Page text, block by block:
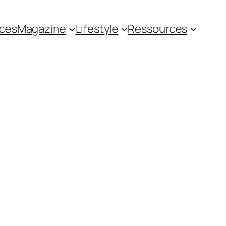
Magazine Lifestyle Ressources